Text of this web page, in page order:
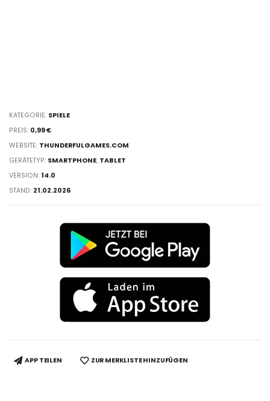
KATEGORIE: SPIELE
PREIS: 0,99 €
WEBSITE: THUNDERFULGAMES.COM
GERÄTETYP: SMARTPHONE, TABLET
VERSION: 14.0
STAND: 21.02.2026
APP TEILEN ZUR MERKLISTE HINZUFÜGEN